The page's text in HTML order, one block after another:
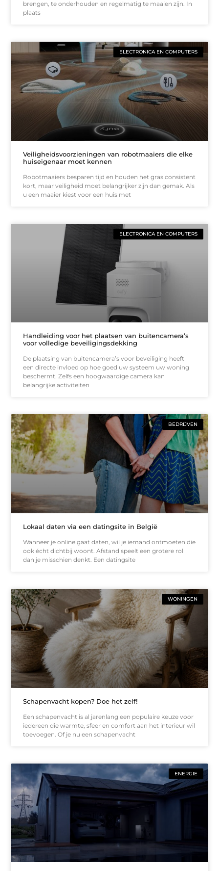
brengen, te onderhouden en regelmatig te maaien zijn. In
plaats
ELECTRONICA EN COMPUTERS
Veiligheidsvoorzieningen van robotmaaiers die elke
huiseigenaar moet kennen
Robotmaaiers besparen tijd en houden het gras consistent
kort, maar veiligheid moet belangrijker zijn dan gemak. Als
u een maaier kiest voor een huis met
ELECTRONICA EN COMPUTERS
Handleiding voor het plaatsen van buitencamera’s
voor volledige beveiligingsdekking
De plaatsing van buitencamera’s voor beveiliging heeft
een directe invloed op hoe goed uw systeem uw woning
beschermt. Zelfs een hoogwaardige camera kan
belangrijke activiteiten
BEDRIJVEN
Lokaal daten via een datingsite in België
Wanneer je online gaat daten, wil je iemand ontmoeten die
ook écht dichtbij woont. Afstand speelt een grotere rol
dan je misschien denkt. Een datingsite
WONINGEN
Schapenvacht kopen? Doe het zelf!
Een schapenvacht is al jarenlang een populaire keuze voor
iedereen die warmte, sfeer en comfort aan het interieur wil
toevoegen. Of je nu een schapenvacht
ENERGIE